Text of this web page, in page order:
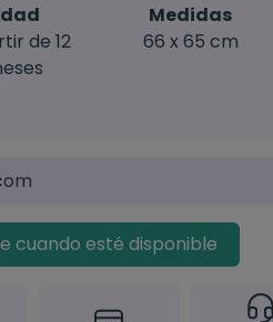
de 12
Medidas
66 x 65 cm